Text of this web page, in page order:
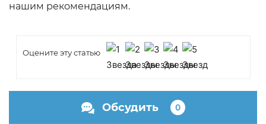
нашим рекомендациям.
Оцените эту статью
Обсудить 0